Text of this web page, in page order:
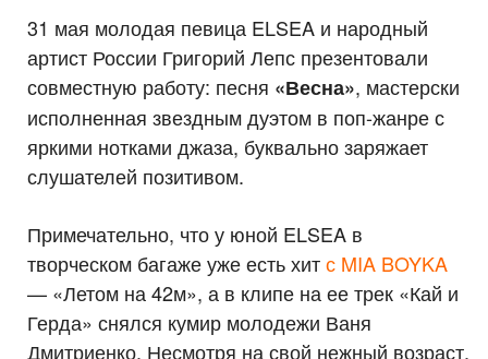
31 мая молодая певица ELSEA и народный
артист России Григорий Лепс презентовали
совместную работу: песня «Весна», мастерски
исполненная звездным дуэтом в поп-жанре с
яркими нотками джаза, буквально заряжает
слушателей позитивом.
Примечательно, что у юной ELSEA в
творческом багаже уже есть хитс MIA BOYKA
— «Летом на 42м», а в клипе на ее трек «Кай и
Герда» снялся кумир молодежи Ваня
Дмитриенко. Несмотря на свой нежный возраст,